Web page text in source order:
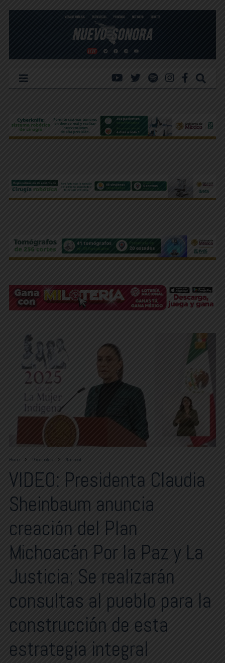
Home Principales Nacional
VIDEO: Presidenta Claudia
Sheinbaum anuncia
creación del Plan
Michoacán Por la Paz y La
Justicia; Se realizarán
consultas al pueblo para la
construcción de esta
estrategia integral